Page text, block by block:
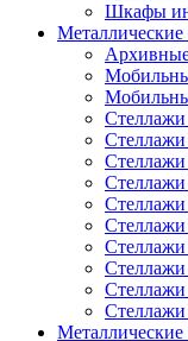
Шкафы
Металлические
Стеллажи
Стеллажи
Стеллажи
Стеллажи
Стеллажи
Стеллажи
Стеллажи
Стеллажи